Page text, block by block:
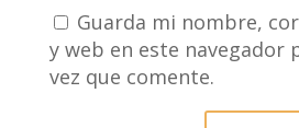
Guarda mi nombre,
y web en este navegador
vez que comente.